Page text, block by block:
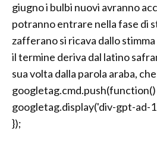
giugno i bulbi nuovi avranno
potranno entrare nella fase di
zafferano si ricava dallo
il termine deriva dal latino
sua volta dalla parola araba,
googletag.cmd.push(function()
googletag.display('div-gpt-ad-
});